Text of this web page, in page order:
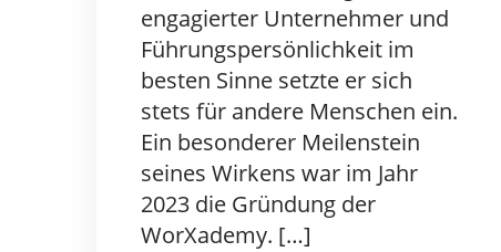
engagierter Unternehmer und
Führungspersönlichkeit im
besten Sinne setzte er sich
stets für andere Menschen ein.
Ein besonderer Meilenstein
seines Wirkens war im Jahr
2023 die Gründung der
WorXademy. […]